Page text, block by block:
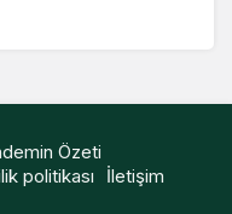
Özeti
politikası İletişim